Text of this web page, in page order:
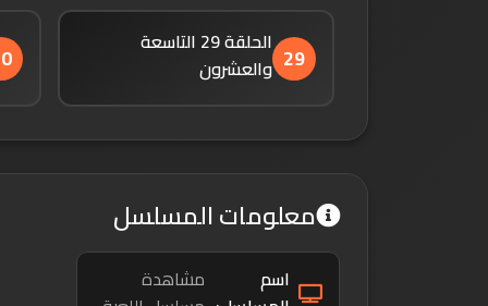
29
الحلقة 29 التاسعة
والعشرون
معلومات المسلسل
اسم
مشاهدة